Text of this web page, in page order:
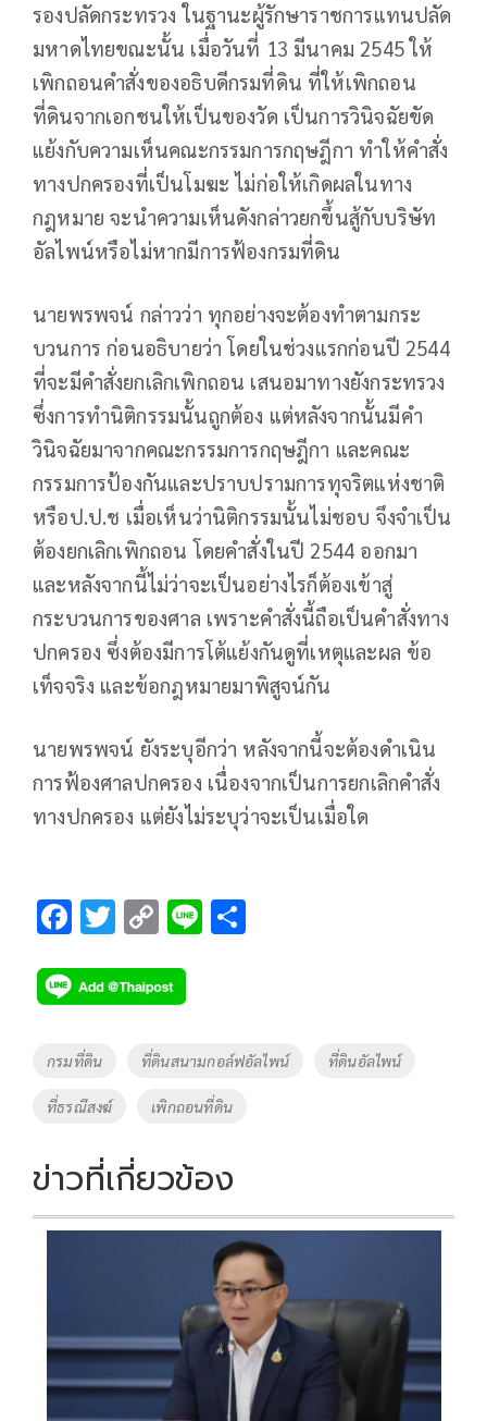
รองปลัดกระทรวง ในฐานะผู้รักษาราชการแทนปลัด
มหาดไทย​ขณะนั้น เมื่อวันที่ 13 มีนาคม​ 2545 ให้
เพิกถอนคำสั่งของอธิบดีกรมที่ดิน ที่ให้เพิกถอน
ที่ดินจากเอกชนให้เป็นของวัด เป็นการวินิจฉัยขัด
แย้งกับความเห็นคณะกรรมการกฤษฎีกา ทำให้คำสั่ง
ทางปกครองที่เป็นโมฆะ ไม่ก่อให้เกิดผลในทาง
กฎหมาย​ จะนำความเห็นดังกล่าวยกขึ้นสู้กับบริษัท
อัลไพน์หรือไม่หากมีการฟ้องกรมที่ดิน
นายพรพจน์ กล่าวว่า ทุกอย่างจะต้องทำตามกระ
บวนการ ก่อนอธิบายว่า​ โดยในช่วงแรกก่อนปี 2544
ที่จะมีคำสั่งยกเลิกเพิกถอน เสนอมาทางยังกระทรวง
ซึ่งการทำนิติกรรมนั้นถูกต้อง แต่หลังจากนั้น​มีคำ
วินิจฉัยมาจากคณะกรรมการกฤษฎีกา และคณะ
กรรมการป้องกันและปราบปรามการทุจริตแห่งชาติ
หรือป.ป.ช​ เมื่อเห็นว่านิติกรรมนั้นไม่ชอบ จึงจำเป็น
ต้องยกเลิกเพิกถอน​ โดยคำสั่งในปี 2544 ออกมา
และหลังจากนี้ไม่ว่าจะเป็นอย่างไรก็ต้องเข้าสู่
กระบวนการของศาล เพราะคำสั่งนี้ถือเป็นคำสั่งทาง
ปกครอง ซึ่งต้องมีการโต้แย้งกันดูที่เหตุและผล​ ข้อ
เท็จจริง​ และข้อกฎหมายมาพิสูจน์กัน
นายพรพจน์​ ยังระบุอีกว่า หลังจากนี้จะต้องดำเนิน
การฟ้องศาลปกครอง​ เนื่องจากเป็นการยกเลิกคำสั่ง
ทางปกครอง​ แต่ยังไม่ระบุว่าจะเป็นเมื่อใด
F
e
b
o
o
k
T
tt
er
C
p
y
Li
n
k
Li
Tags
กรมที่ดิน ที่ดินสนามกอล์ฟอัลไพน์ ที่ดินอัลไพน์
ที่ธรณีสงฆ์ เพิกถอนที่ดิน
ข่าวที่เกี่ยวข้อง